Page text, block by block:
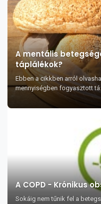
A mentális
táplálékok?
Ebben a cikkben arról
mennyiségben fogyasztott
A COPD - Krónikus
Sokáig nem tűnik fel a